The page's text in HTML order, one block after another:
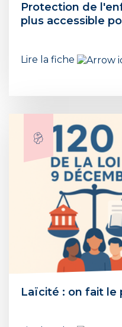
Protection de
plus accessible
Lire la fiche
Laïcité : on fait le